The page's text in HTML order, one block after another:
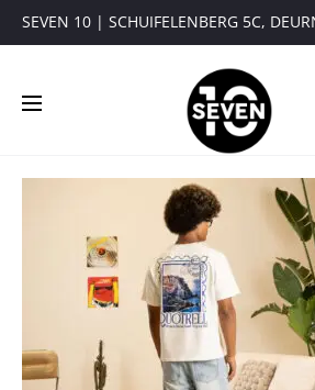
SEVEN 10 | SCHUIFELENBERG 5C,